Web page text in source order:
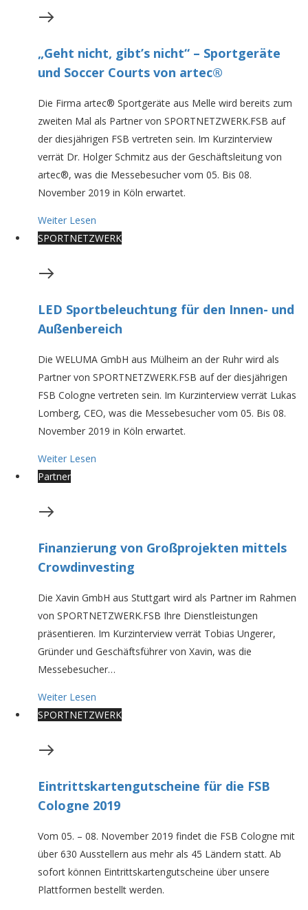
„Geht nicht, gibt’s nicht“ – Sportgeräte
und Soccer Courts von artec®
Die Firma artec® Sportgeräte aus Melle wird bereits zum
zweiten Mal als Partner von SPORTNETZWERK.FSB auf
der diesjährigen FSB vertreten sein. Im Kurzinterview
verrät Dr. Holger Schmitz aus der Geschäftsleitung von
artec®, was die Messebesucher vom 05. Bis 08.
November 2019 in Köln erwartet.
Weiter Lesen
SPORTNETZWERK
LED Sportbeleuchtung für den Innen- und
Außenbereich
Die WELUMA GmbH aus Mülheim an der Ruhr wird als
Partner von SPORTNETZWERK.FSB auf der diesjährigen
FSB Cologne vertreten sein. Im Kurzinterview verrät Lukas
Lomberg, CEO, was die Messebesucher vom 05. Bis 08.
November 2019 in Köln erwartet.
Weiter Lesen
Partner
Finanzierung von Großprojekten mittels
Crowdinvesting
Die Xavin GmbH aus Stuttgart wird als Partner im Rahmen
von SPORTNETZWERK.FSB Ihre Dienstleistungen
präsentieren. Im Kurzinterview verrät Tobias Ungerer,
Gründer und Geschäftsführer von Xavin, was die
Messebesucher…
Weiter Lesen
SPORTNETZWERK
Eintrittskartengutscheine für die FSB
Cologne 2019
Vom 05. – 08. November 2019 findet die FSB Cologne mit
über 630 Ausstellern aus mehr als 45 Ländern statt. Ab
sofort können Eintrittskartengutscheine über unsere
Plattformen bestellt werden.